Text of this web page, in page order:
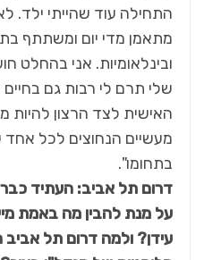
התחילה עוד שהייתי ילד.
מתאמן מדי יום ומשתתף
ובינלאומיות. אני בהחלט
שלי תרם לי רבות גם
האישית לצד הרצון
מעשיים הנחוצים לכל אחד
בתחומו".
דרום תל אביב: העתיד כבר
על מנת להבין מה באמת
עידן? ולמה דרום תל